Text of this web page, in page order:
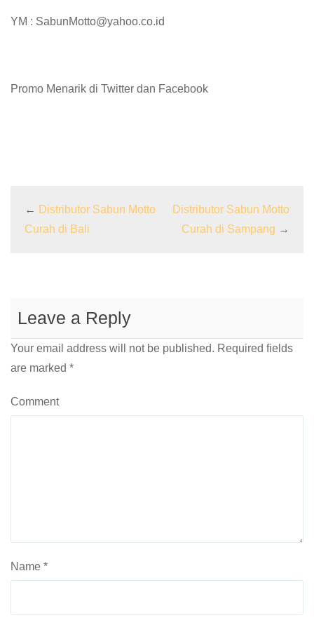
YM : SabunMotto@yahoo.co.id
Promo Menarik di Twitter dan Facebook
← Distributor Sabun Motto
Curah di Bali
Distributor Sabun Motto
Curah di Sampang →
Leave a Reply
Your email address will not be published. Required fields
are marked *
Comment
Name *